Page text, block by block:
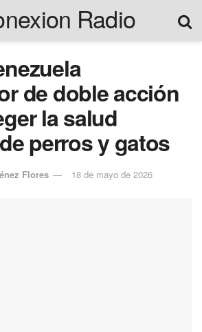
de doble acción
la salud
perros y gatos
Flores 18 de mayo de 2026